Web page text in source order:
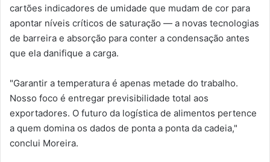
cartões indicadores de umidade que mudam de cor para
apontar níveis críticos de saturação — a novas tecnologias
de barreira e absorção para conter a condensação antes
que ela danifique a carga.
"Garantir a temperatura é apenas metade do trabalho.
Nosso foco é entregar previsibilidade total aos
exportadores. O futuro da logística de alimentos pertence
a quem domina os dados de ponta a ponta da cadeia,"
conclui Moreira.